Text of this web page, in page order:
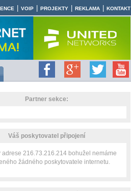
VOIP PROJEKTY REKLAMA KONTAKT
Partner sekce:
Váš poskytovatel připojení
adrese 216.73.216.214 bohužel nemáme
žádného poskytovatele internetu.